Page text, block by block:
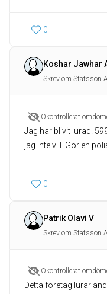
0
Koshar Jawhar
Skrev om Statsson
Okontrollerat
Jag har blivit lurad.
jag inte vill. Gör en
0
Patrik Olavi V
Skrev om Statsson
Okontrollerat
Detta företag lurar